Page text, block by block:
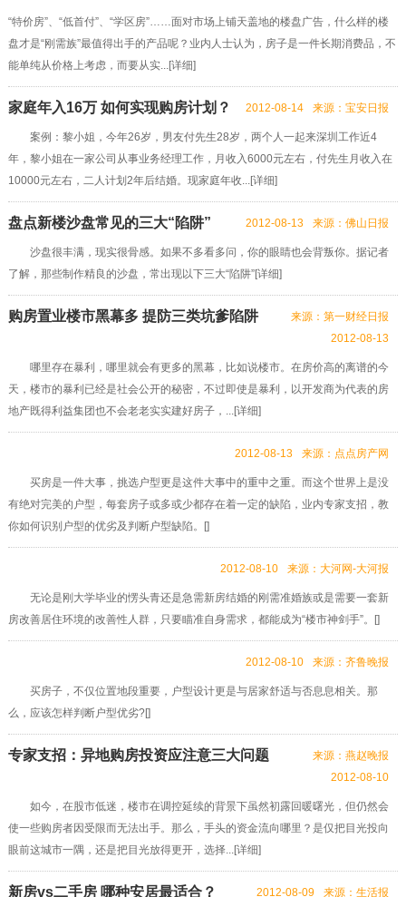
“特价房”、“低首付”、“学区房”……面对市场上铺天盖地的楼盘广告，什么样的楼
盘才是“刚需族”最值得出手的产品呢？业内人士认为，房子是一件长期消费品，不
能单纯从价格上考虑，而要从实...[详细]
家庭年入16万 如何实现购房计划？ 来源：宝安日报
2012-08-14
案例：黎小姐，今年26岁，男友付先生28岁，两个人一起来深圳工作近4
年，黎小姐在一家公司从事业务经理工作，月收入6000元左右，付先生月收入在
10000元左右，二人计划2年后结婚。现家庭年收...[详细]
盘点新楼沙盘常见的三大“陷阱” 来源：佛山日报
2012-08-13
沙盘很丰满，现实很骨感。如果不多看多问，你的眼睛也会背叛你。据记者
了解，那些制作精良的沙盘，常出现以下三大“陷阱”[详细]
购房置业楼市黑幕多 提防三类坑爹陷阱
来源：第一财经日报
2012-08-13
哪里存在暴利，哪里就会有更多的黑幕，比如说楼市。在房价高的离谱的今
天，楼市的暴利已经是社会公开的秘密，不过即使是暴利，以开发商为代表的房
地产既得利益集团也不会老老实实建好房子，...[详细]
来源：点点房产网
2012-08-13
买房是一件大事，挑选户型更是这件大事中的重中之重。而这个世界上是没
有绝对完美的户型，每套房子或多或少都存在着一定的缺陷，业内专家支招，教
你如何识别户型的优劣及判断户型缺陷。[]
来源：大河网-大河报
2012-08-10
无论是刚大学毕业的愣头青还是急需新房结婚的刚需准婚族或是需要一套新
房改善居住环境的改善性人群，只要瞄准自身需求，都能成为“楼市神剑手”。[]
来源：齐鲁晚报
2012-08-10
买房子，不仅位置地段重要，户型设计更是与居家舒适与否息息相关。那
么，应该怎样判断户型优劣?[]
专家支招：异地购房投资应注意三大问题
来源：燕赵晚报
2012-08-10
如今，在股市低迷，楼市在调控延续的背景下虽然初露回暖曙光，但仍然会
使一些购房者因受限而无法出手。那么，手头的资金流向哪里？是仅把目光投向
眼前这城市一隅，还是把目光放得更开，选择...[详细]
新房vs二手房 哪种安居最适合？ 来源：生活报
2012-08-09